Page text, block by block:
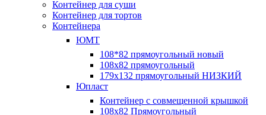
Контейнер для суши
Контейнер для тортов
Контейнера
ЮМТ
108*82 прямоугольный новый
108х82 прямоугольный
179х132 прямоугольный НИЗКИЙ
Юпласт
Контейнер с совмещенной крышкой
108х82 Прямоугольный